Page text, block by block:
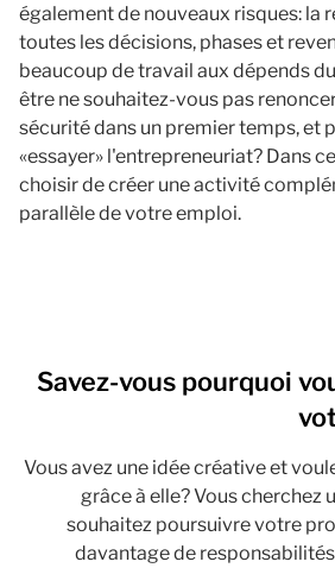
également de nouveaux risques: la
toutes les décisions, phases et
beaucoup de travail aux dépends
être ne souhaitez-vous pas
sécurité dans un premier temps, et
«essayer» l'entrepreneuriat? Dans
choisir de créer une activité
parallèle de votre emploi.
Savez-vous pourquoi
Vous avez une idée créative et
grâce à elle? Vous cherchez
souhaitez poursuivre votre
davantage de